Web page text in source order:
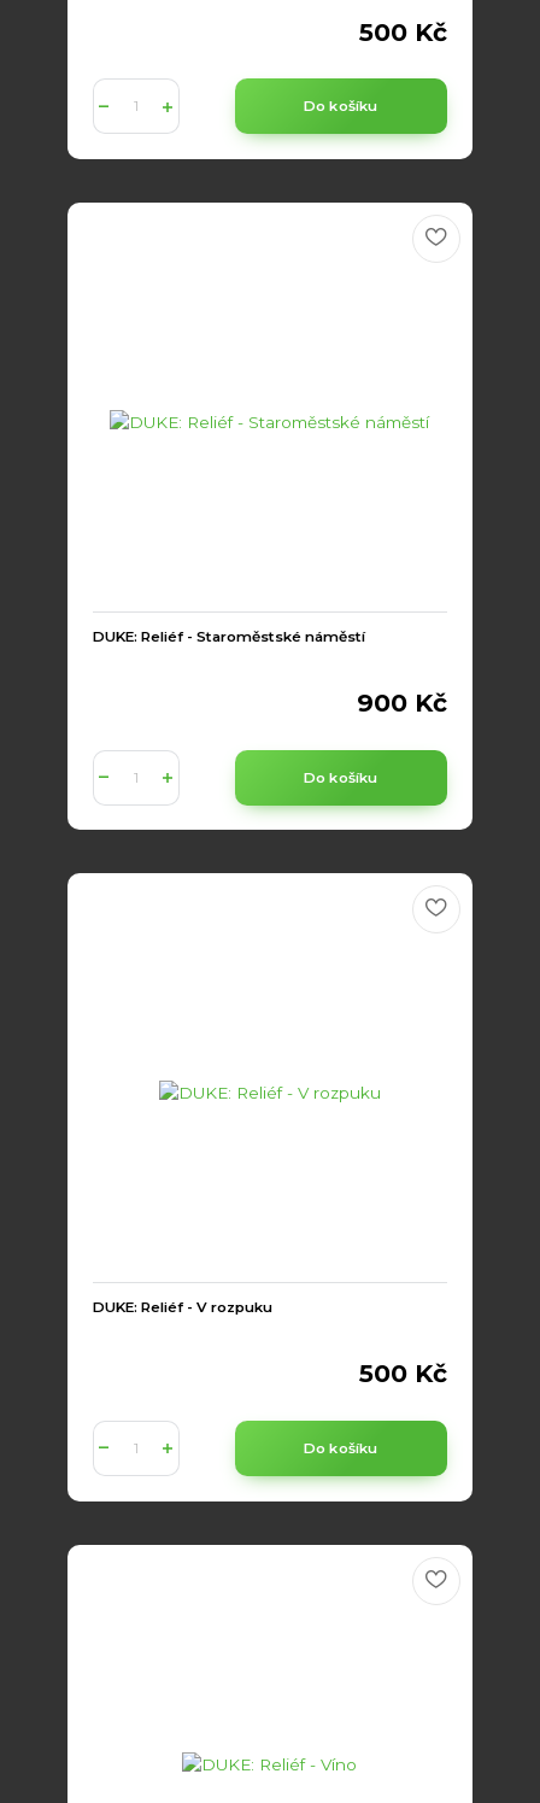
500 Kč
Do košíku
DUKE: Reliéf - Staroměstské náměstí
900 Kč
Do košíku
DUKE: Reliéf - V rozpuku
500 Kč
Do košíku